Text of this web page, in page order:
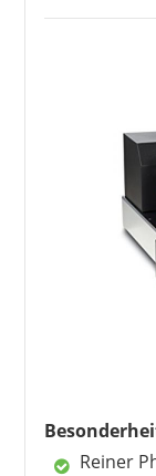
Reiner